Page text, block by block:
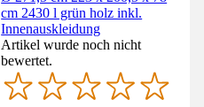
cm 2430 l grün holz inkl.
Innenauskleidung
Artikel wurde noch nicht
bewertet.